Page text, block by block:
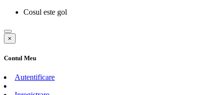
Cosul este gol
×
Contul Meu
Autentificare